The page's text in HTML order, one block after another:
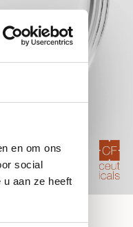
en om ons
social
aan ze heeft